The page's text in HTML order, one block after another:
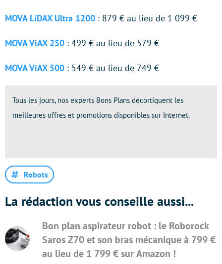
MOVA LiDAX Ultra 1200 : 879 € au lieu de 1 099 €
MOVA ViAX 250 : 499 € au lieu de 579 €
MOVA ViAX 500 : 549 € au lieu de 749 €
Tous les jours, nos experts Bons Plans décortiquent les
meilleures offres et promotions disponibles sur Internet.
Robots
La rédaction vous conseille aussi...
Bon plan aspirateur robot : le Roborock
Saros Z70 et son bras mécanique à 799 €
au lieu de 1 799 € sur Amazon !